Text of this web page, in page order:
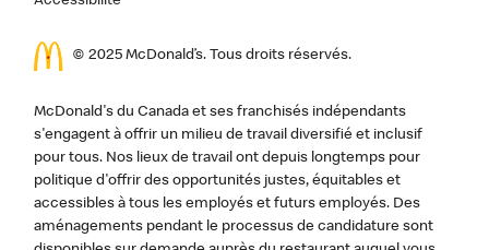
© 2025 McDonald’s. Tous droits réservés.
McDonald's du Canada et ses franchisés indépendants
s'engagent à offrir un milieu de travail diversifié et inclusif
pour tous. Nos lieux de travail ont depuis longtemps pour
politique d'offrir des opportunités justes, équitables et
accessibles à tous les employés et futurs employés. Des
aménagements pendant le processus de candidature sont